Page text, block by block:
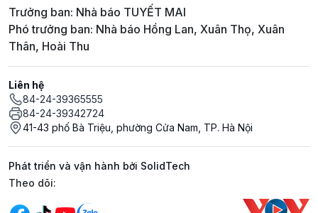
Trưởng ban: Nhà báo TUYẾT MAI
Phó trưởng ban: Nhà báo Hồng Lan, Xuân Thọ, Xuân
Thân, Hoài Thu
Liên hệ
84-24-39365555
84-24-39342724
41-43 phố Bà Triệu, phường Cửa Nam, TP. Hà Nội
Phát triển và vận hành bởi SolidTech
Mạng xã hội
Theo dõi: